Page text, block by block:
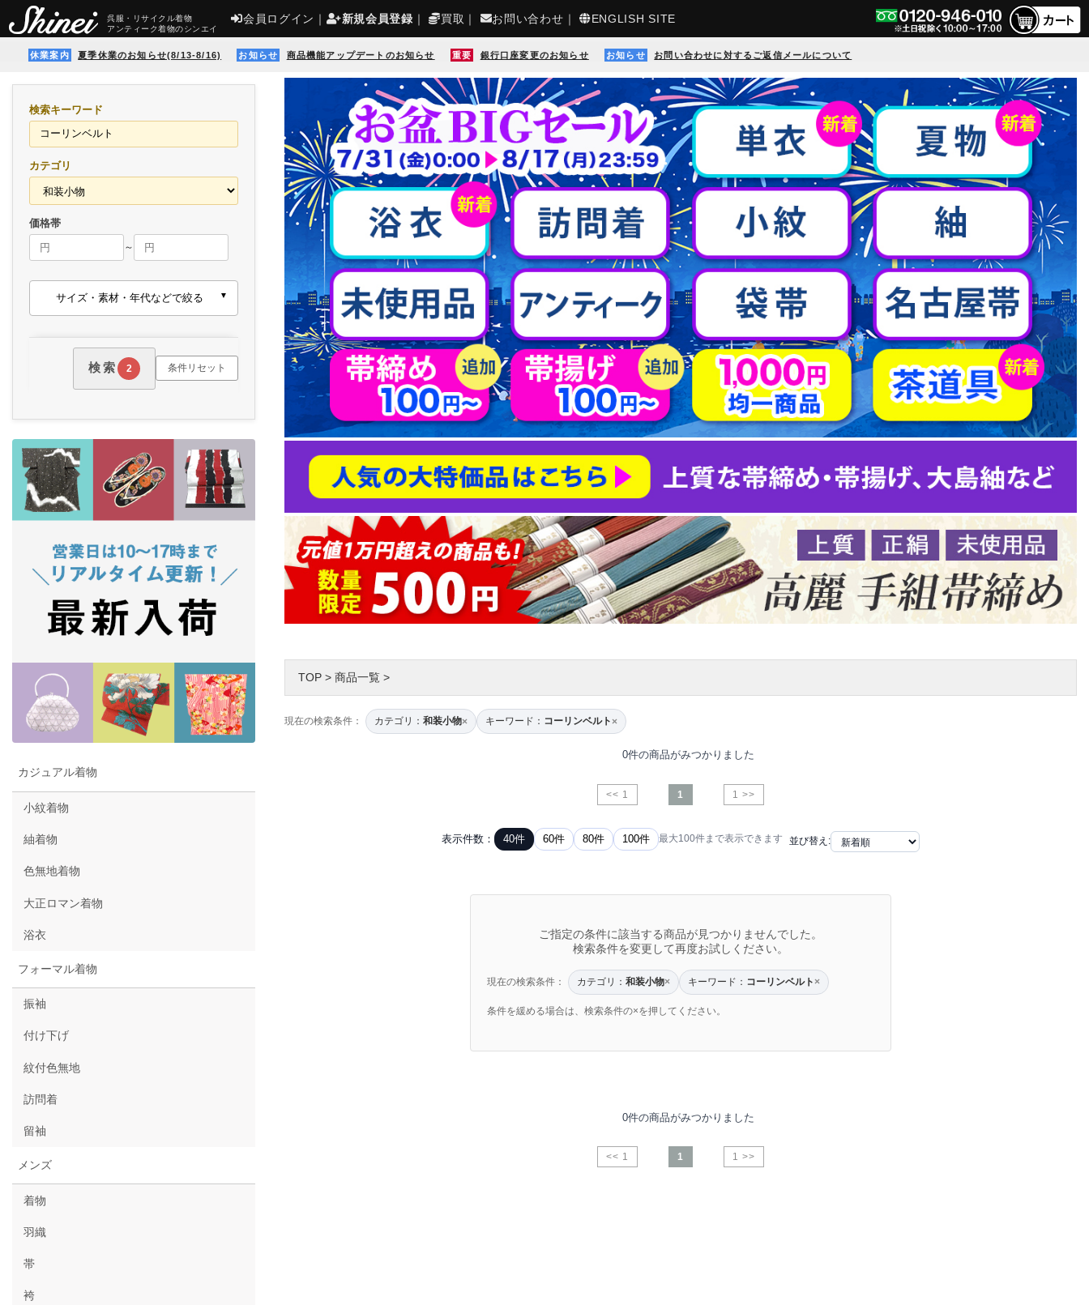
呉服・リサイクル着物
アンティーク着物のシンエイ
会員ログイン ｜ 新規会員登録 ｜ 買取 ｜ お問い合わせ ｜ ENGLISH SITE
休業案内 夏季休業のお知らせ(8/13-8/16) お知らせ 商品機能アップデートのお知らせ 重要 銀行口座変更のお知らせ お知らせ お問い合わせに対するご返信メールについて
検索キーワード
カテゴリ
価格帯
～
サイズ・素材・年代などで絞る
検索 2 条件リセット
カジュアル着物
小紋着物
紬着物
色無地着物
大正ロマン着物
浴衣
フォーマル着物
振袖
付け下げ
紋付色無地
訪問着
留袖
メンズ
着物
羽織
帯
袴
TOP > 商品一覧 >
現在の検索条件： カテゴリ： 和装小物× キーワード： コーリンベルト×
0件の商品がみつかりました
<< 1 1 1 >>
表示件数： 40件 60件 80件 100件 最大100件まで表示できます 並び替え:
ご指定の条件に該当する商品が見つかりませんでした。
検索条件を変更して再度お試しください。
現在の検索条件： カテゴリ： 和装小物× キーワード： コーリンベルト×
条件を緩める場合は、検索条件の×を押してください。
0件の商品がみつかりました
<< 1 1 1 >>